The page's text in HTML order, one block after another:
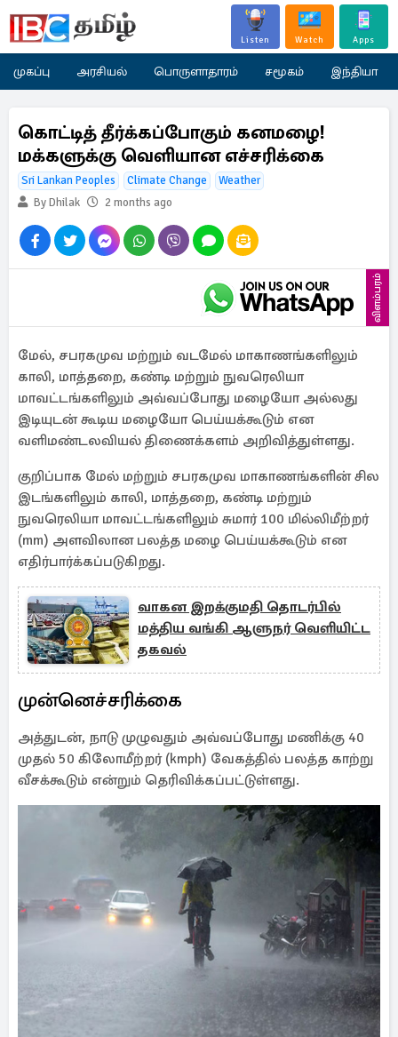
Listen Watch Apps
முகப்பு அரசியல் பொருளாதாரம் சமூகம் இந்தியா
கொட்டித் தீர்க்கப்போகும் கனமழை!
மக்களுக்கு வெளியான எச்சரிக்கை
Sri Lankan Peoples Climate Change
Weather
By Dhilak
2 months ago
விளம்பரம்
மேல், சபரகமுவ மற்றும் வடமேல் மாகாணங்களிலும்
காலி, மாத்தறை, கண்டி மற்றும் நுவரெலியா
மாவட்டங்களிலும் அவ்வப்போது மழையோ அல்லது
இடியுடன் கூடிய மழையோ பெய்யக்கூடும் என
வளிமண்டலவியல் திணைக்களம் அறிவித்துள்ளது.
குறிப்பாக மேல் மற்றும் சபரகமுவ மாகாணங்களின் சில
இடங்களிலும் காலி, மாத்தறை, கண்டி மற்றும்
நுவரெலியா மாவட்டங்களிலும் சுமார் 100 மில்லிமீற்றர்
(mm) அளவிலான பலத்த மழை பெய்யக்கூடும் என
எதிர்பார்க்கப்படுகிறது.
வாகன இறக்குமதி தொடர்பில்
மத்திய வங்கி ஆளுநர் வெளியிட்ட
தகவல்
முன்னெச்சரிக்கை
அத்துடன், நாடு முழுவதும் அவ்வப்போது மணிக்கு 40
முதல் 50 கிலோமீற்றர் (kmph) வேகத்தில் பலத்த காற்று
வீசக்கூடும் என்றும் தெரிவிக்கப்பட்டுள்ளது.